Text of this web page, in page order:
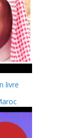
livre